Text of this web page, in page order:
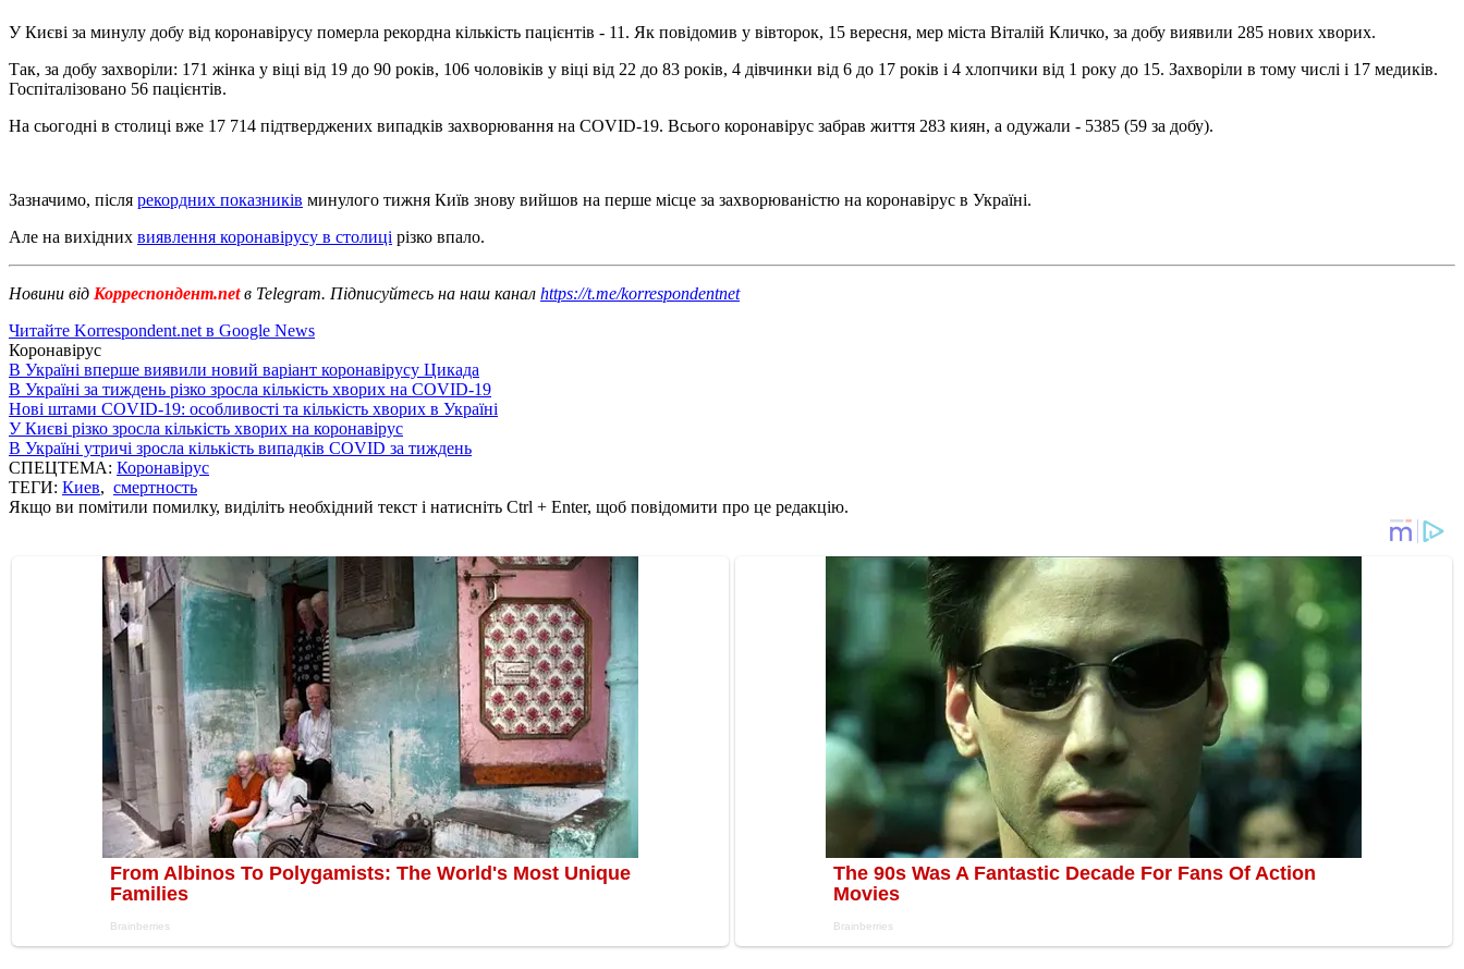
У Києві за минулу добу від коронавірусу померла рекордна кількість пацієнтів - 11. Як повідомив у вівторок, 15 вересня, мер міста Віталій Кличко, за добу виявили 285 нових хворих.
Так, за добу захворіли: 171 жінка у віці від 19 до 90 років, 106 чоловіків у віці від 22 до 83 років, 4 дівчинки від 6 до 17 років і 4 хлопчики від 1 року до 15. Захворіли в тому числі і 17 медиків.
Госпіталізовано 56 пацієнтів.
На сьогодні в столиці вже 17 714 підтверджених випадків захворювання на COVID-19. Всього коронавірус забрав життя 283 киян, а одужали - 5385 (59 за добу).
Зазначимо, після рекордних показників минулого тижня Київ знову вийшов на перше місце за захворюваністю на коронавірус в Україні.
Але на вихідних виявлення коронавірусу в столиці різко впало.
Новини від Корреспондент.netв Telegram. Підписуйтесь на наш канал https://t.me/korrespondentnet
Читайте Korrespondent.net в Google News
Коронавірус
В Україні вперше виявили новий варіант коронавірусу Цикада
В Україні за тиждень різко зросла кількість хворих на COVID-19
Нові штами COVID-19: особливості та кількість хворих в Україні
У Києві різко зросла кількість хворих на коронавірус
В Україні утричі зросла кількість випадків COVID за тиждень
СПЕЦТЕМА: Коронавірус
ТЕГИ: Киев, смертность
Якщо ви помітили помилку, виділіть необхідний текст і натисніть Ctrl + Enter, щоб повідомити про це редакцію.